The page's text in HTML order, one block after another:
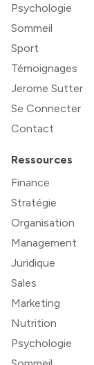
Psychologie
Sommeil
Sport
Témoignages
Jerome Sutter
Se Connecter
Contact
Ressources
Finance
Stratégie
Organisation
Management
Juridique
Sales
Marketing
Nutrition
Psychologie